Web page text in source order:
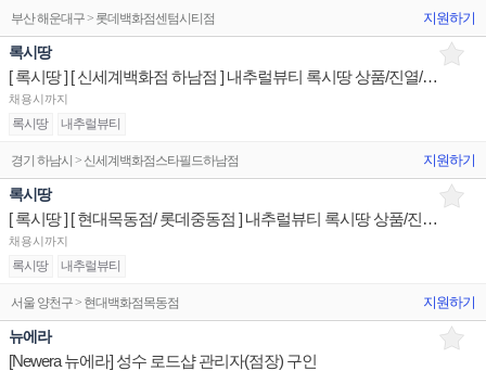
부산 해운대구 > 롯데백화점센텀시티점 지원하기
록시땅
[ 록시땅 ] [ 신세계백화점 하남점 ] 내추럴뷰티 록시땅 상품/진열/지원 판매전문직원
채용시까지
록시땅 내추럴뷰티
경기 하남시 > 신세계백화점스타필드하남점 지원하기
록시땅
[ 록시땅 ] [ 현대목동점/ 롯데중동점 ] 내추럴뷰티 록시땅 상품/진열/지원 판매전문직원
채용시까지
록시땅 내추럴뷰티
서울 양천구 > 현대백화점목동점 지원하기
뉴에라
[Newera 뉴에라] 성수 로드샵 관리자(점장) 구인